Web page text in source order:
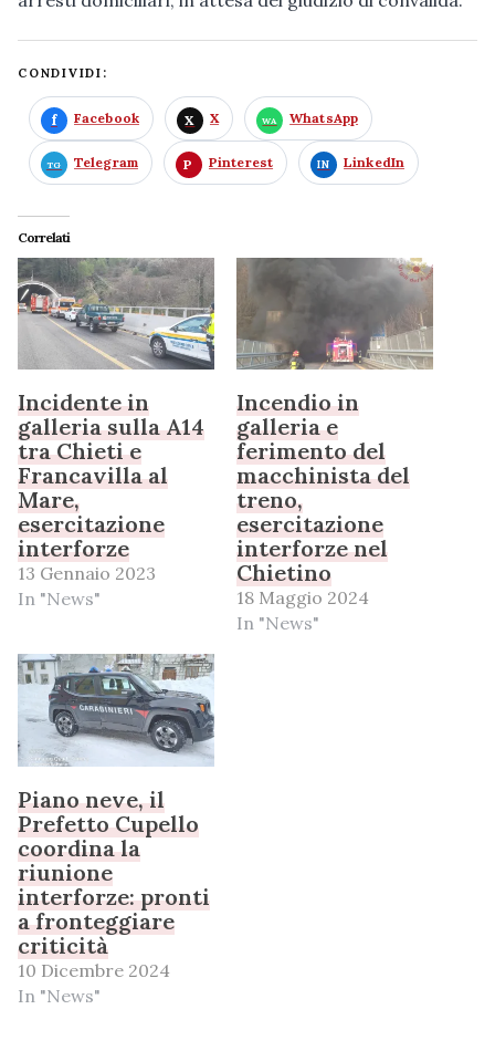
CONDIVIDI:
Facebook X WhatsApp
Telegram Pinterest LinkedIn
Correlati
Incidente in
galleria sulla A14
tra Chieti e
Francavilla al
Mare,
esercitazione
interforze
13 Gennaio 2023
In "News"
Incendio in
galleria e
ferimento del
macchinista del
treno,
esercitazione
interforze nel
Chietino
18 Maggio 2024
In "News"
Piano neve, il
Prefetto Cupello
coordina la
riunione
interforze: pronti
a fronteggiare
criticità
10 Dicembre 2024
In "News"